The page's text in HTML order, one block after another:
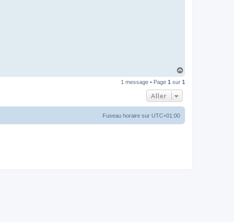
u
1 message • Page 1 sur 1
Aller
Fuseau horaire sur UTC+01:00